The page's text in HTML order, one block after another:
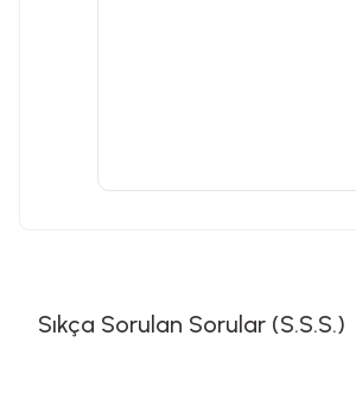
Sıkça Sorulan Sorular (S.S.S.)